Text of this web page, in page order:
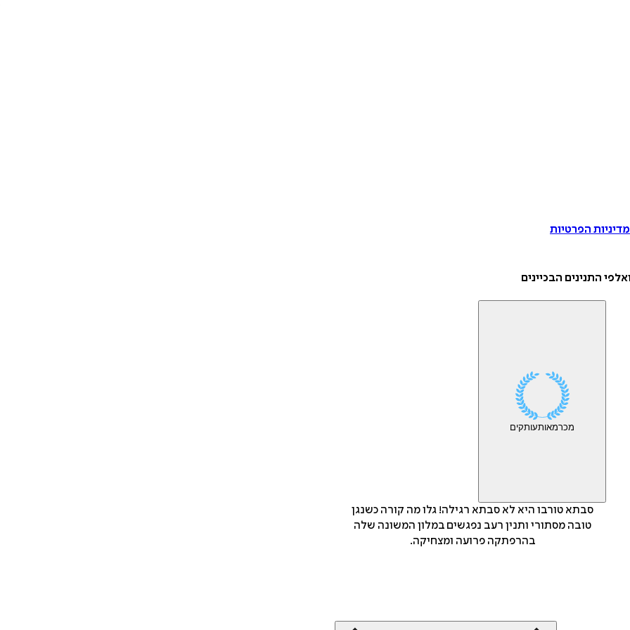
הפרטיות
התנינים הבכיינים
מכרמאותעותקים
סבתא טורבו היא לא סבתא רגילה! גלו מה קורה כשנגן
טובה מסתורי ותנין רעב נפגשים במלון המשונה שלה
בהרפתקה פרועה ומצחיקה.